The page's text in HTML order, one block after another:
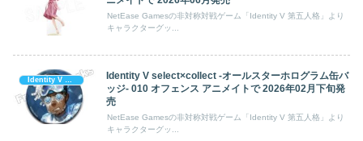
NetEase Gamesの非対称対戦ゲーム「Identity V 第五人格」より
キャラクターグッ...
Identity V 第五人格
Identity V select×collect -オールスターホログラム缶バ
ッジ- 010 オフェンス アニメイトで 2026年02月下旬発
売
NetEase Gamesの非対称対戦ゲーム「Identity V 第五人格」より
キャラクターグッ...